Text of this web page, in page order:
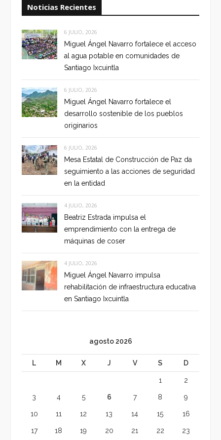
Noticias Recientes
6 JULIO, 2026
Miguel Ángel Navarro fortalece el acceso
al agua potable en comunidades de
Santiago Ixcuintla
6 JULIO, 2026
Miguel Ángel Navarro fortalece el
desarrollo sostenible de los pueblos
originarios
6 JULIO, 2026
Mesa Estatal de Construcción de Paz da
seguimiento a las acciones de seguridad
en la entidad
4 JULIO, 2026
Beatriz Estrada impulsa el
emprendimiento con la entrega de
máquinas de coser
4 JULIO, 2026
Miguel Ángel Navarro impulsa
rehabilitación de infraestructura educativa
en Santiago Ixcuintla
agosto 2026
L M X J V S D
1 2
3 4 5 6 7 8 9
10 11 12 13 14 15 16
17 18 19 20 21 22 23